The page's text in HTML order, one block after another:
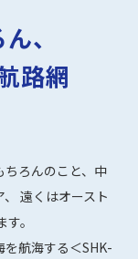
、
路網
ろんのこと、中
遠くはオースト
。
航海する＜SHK-